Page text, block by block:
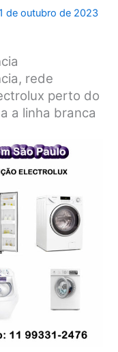
de outubro de 2023
rede
perto do
a linha branca